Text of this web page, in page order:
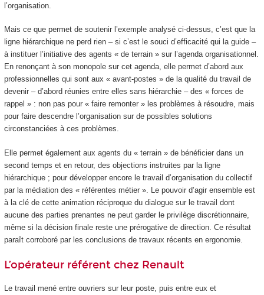
l’organisation.
Mais ce que permet de soutenir l’exemple analysé ci-dessus, c’est que la
ligne hiérarchique ne perd rien – si c’est le souci d’efficacité qui la guide –
à instituer l’initiative des agents « de terrain » sur l’agenda organisationnel.
En renonçant à son monopole sur cet agenda, elle permet d’abord aux
professionnelles qui sont aux « avant-postes » de la qualité du travail de
devenir – d’abord réunies entre elles sans hiérarchie – des « forces de
rappel » : non pas pour « faire remonter » les problèmes à résoudre, mais
pour faire descendre l’organisation sur de possibles solutions
circonstanciées à ces problèmes.
Elle permet également aux agents du « terrain » de bénéficier dans un
second temps et en retour, des objections instruites par la ligne
hiérarchique ; pour développer encore le travail d’organisation du collectif
par la médiation des « référentes métier ». Le pouvoir d’agir ensemble est
à la clé de cette animation réciproque du dialogue sur le travail dont
aucune des parties prenantes ne peut garder le privilège discrétionnaire,
même si la décision finale reste une prérogative de direction. Ce résultat
paraît corroboré par les conclusions de travaux récents en ergonomie.
L’opérateur référent chez Renault
Le travail mené entre ouvriers sur leur poste, puis entre eux et